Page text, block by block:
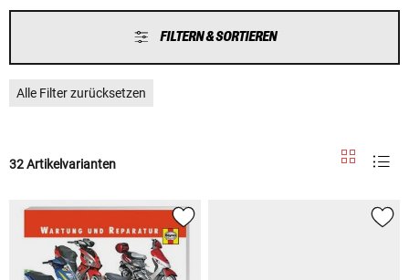
FILTERN & SORTIEREN
Alle Filter zurücksetzen
32 Artikelvarianten